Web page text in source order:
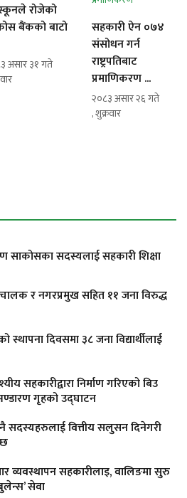
रोजेको
बैंकको बाटो
असार ३१ गते
सहकारी ऐन ०७४
संसोधन गर्न
राष्ट्रपतिबाट
प्रमाणिकरण ...
२०८३ असार २६ गते
, शुक्रवार
साकोसका सदस्यलाई सहकारी शिक्षा
र नगरप्रमुख सहित ११ जना विरुद्ध
दिवसमा ३८ जना विद्यार्थीलाई
सहकारीद्वारा निर्माण गरिएको बिउ
गृहको उद्घाटन
सदस्यहरुलाई वित्तीय सलुसन दिनेगरी
व्यवस्थापन सहकारीलाइ, वालिङमा सुरु
सेवा